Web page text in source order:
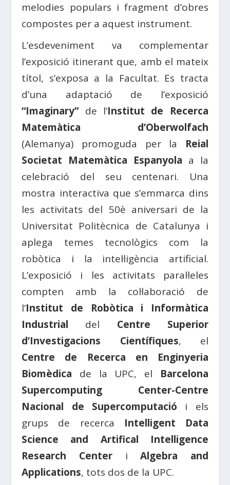
melodies populars i fragment d’obres
compostes per a aquest instrument.
L’esdeveniment va complementar
l’exposició itinerant que, amb el mateix
títol, s’exposa a la Facultat. Es tracta
d’una adaptació de l’exposició
“Imaginary”de l’Institut de Recerca
Matemàtica d’Oberwolfach
(Alemanya) promoguda per la Reial
Societat Matemàtica Espanyola a la
celebració del seu centenari. Una
mostra interactiva que s’emmarca dins
les activitats del 50è aniversari de la
Universitat Politècnica de Catalunya i
aplega temes tecnològics com la
robòtica i la intel·ligència artificial.
L’exposició i les activitats paral·leles
compten amb la col·laboració de
l’Institut de Robòtica i Informàtica
Industrial del Centre Superior
d’Investigacions Científiques, el
Centre de Recerca en Enginyeria
Biomèdica de la UPC, el Barcelona
Supercomputing Center-Centre
Nacional de Supercomputació i els
grups de recerca Intelligent Data
Science and Artifical Intelligence
Research CenteriAlgebra and
Applications, tots dos de la UPC.